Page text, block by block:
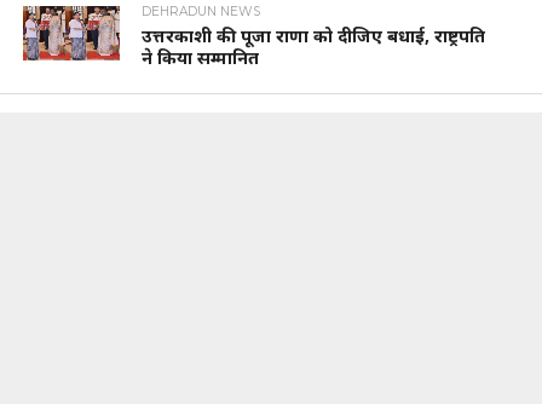
DEHRADUN NEWS
उत्तरकाशी की पूजा राणा को दीजिए बधाई, राष्ट्रपति
ने किया सम्मानित